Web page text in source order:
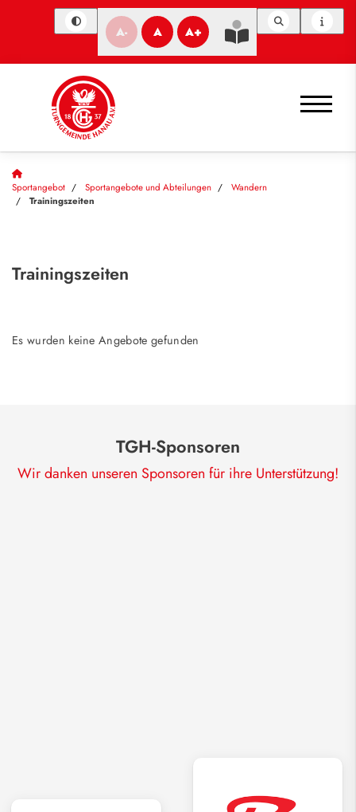
A- A A+
Sportangebot Sportangebote und Abteilungen
Wandern
Trainingszeiten
Trainingszeiten
Es wurden keine Angebote gefunden
TGH-Sponsoren
Wir danken unseren Sponsoren für ihre Unterstützung!